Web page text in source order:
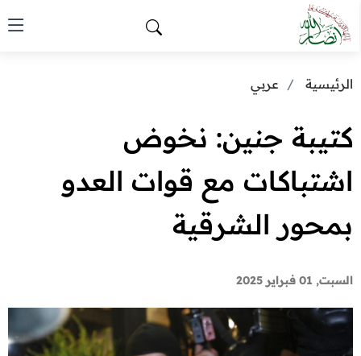
الرئيسية عربي
كتيبة جنين: نخوض
اشتباكات مع قوات العدو
بمحور الشرقية
السبت, 01 فبراير 2025